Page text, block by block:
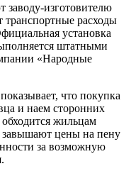
заводу-изготовителю
транспортные расходы
установка
штатными
«Народные
что покупка
и наем сторонних
обходится жильцам
завышают цены на пену
за возможную